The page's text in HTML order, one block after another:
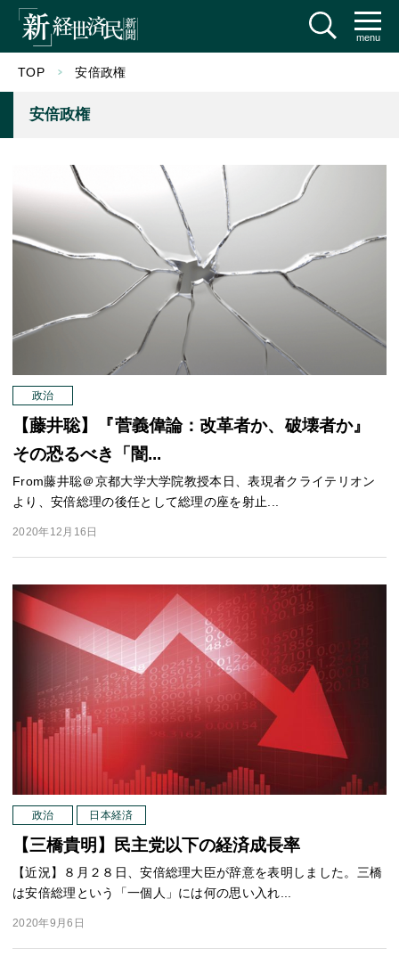
menu
TOP 安倍政権
安倍政権
政治
【藤井聡】『菅義偉論：改革者か、破壊者か』
その恐るべき「闇...
From藤井聡＠京都大学大学院教授本日、表現者クライテリオン
より、安倍総理の後任として総理の座を射止...
2020年12月16日
政治 日本経済
【三橋貴明】民主党以下の経済成長率
【近況】８月２８日、安倍総理大臣が辞意を表明しました。三橋
は安倍総理という「一個人」には何の思い入れ...
2020年9月6日